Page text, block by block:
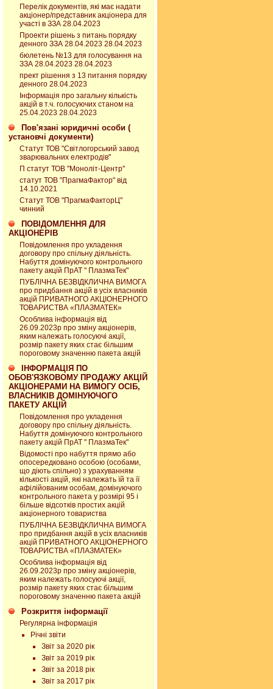
Перелік документів, які має надати
акціонер/представник акціонера для
участі в ЗЗА 28.04.2023
Проекти рішень з питань порядку
денного ЗЗА 28.04.2023 28.04.2023
бюлетень №13 для голосування на
ЗЗА 28.04.2023 28.04.2023
прект рішення з 13 питання порядку
денного 28.04.2023
Інформація про загальну кількість
акцій в т.ч. голосуючих станом на
25.04.2023 28.04.2023
Пов'язані юридичні особи (
установчі документи)
Статут ТОВ "Світлогорський завод
зварювальних електродів"
П статут ТОВ "Моноліт-Центр"
статут ТОВ "ПрагмаФактор" від
14.10.2021
Статут ТОВ "ПрагмаФакторЦ"
чинний
ПОВІДОМЛЕННЯ ДЛЯ
АКЦІОНЕРІВ
Повідомлення про укладення
договору про спільну діяльність.
Набуття домінуючого контрольного
пакету акцій ПрАТ " ПлазмаТек"
ПУБЛІЧНА БЕЗВІДКЛИЧНА ВИМОГА
про придбання акцій в усіх власників
акцій ПРИВАТНОГО АКЦІОНЕРНОГО
ТОВАРИСТВА «ПЛАЗМАТЕК»
Особлива інформація від
26.09.2023р про зміну акціонерів,
яким належать голосуючі акції,
розмір пакету яких стає більшим
пороговому значенню пакета акцій
ІНФОРМАЦІЯ ПО
ОБОВ'ЯЗКОВОМУ ПРОДАЖУ АКЦІЙ
АКЦІОНЕРАМИ НА ВИМОГУ ОСІБ,
ВЛАСНИКІВ ДОМІНУЮЧОГО
ПАКЕТУ АКЦІЙ
Повідомлення про укладення
договору про спільну діяльність.
Набуття домінуючого контрольного
пакету акцій ПрАТ " ПлазмаТек"
Відомості про набуття прямо або
опосередковано особою (особами,
що діють спільно) з урахуванням
кількості акцій, які належать їй та її
афілійованим особам, домінуючого
контрольного пакета у розмірі 95 і
більше відсотків простих акцій
акціонерного товариства
ПУБЛІЧНА БЕЗВІДКЛИЧНА ВИМОГА
про придбання акцій в усіх власників
акцій ПРИВАТНОГО АКЦІОНЕРНОГО
ТОВАРИСТВА «ПЛАЗМАТЕК»
Особлива інформація від
26.09.2023р про зміну акціонерів,
яким належать голосуючі акції,
розмір пакету яких стає більшим
пороговому значенню пакета акцій
Розкриття інформації
Регулярна інформація
Річні звіти
Звіт за 2020 рік
Звіт за 2019 рік
Звіт за 2018 рік
Звіт за 2017 рік